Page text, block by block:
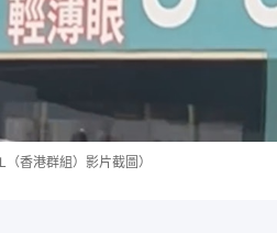
香港群組）影片截圖）